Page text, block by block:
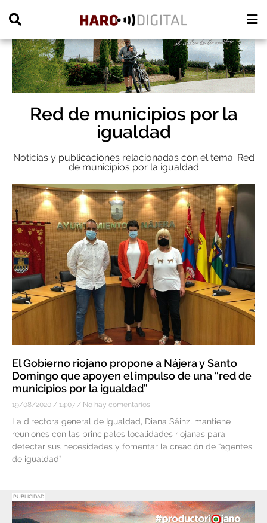
Red de municipios por la
igualdad
Noticias y publicaciones relacionadas con el tema: Red
de municipios por la igualdad
El Gobierno riojano propone a Nájera y Santo
Domingo que apoyen el impulso de una “red de
municipios por la igualdad”
19/08/2020 14:07 No hay comentarios
La directora general de Igualdad, Diana Sáinz, mantiene
reuniones con las principales localidades riojanas para
detectar sus necesidades y fomentar la creación de “agentes
de igualdad”
PUBLICIDAD